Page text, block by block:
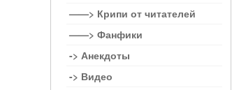
——> Крипи от читателей
——> Фанфики
-> Анекдоты
-> Видео